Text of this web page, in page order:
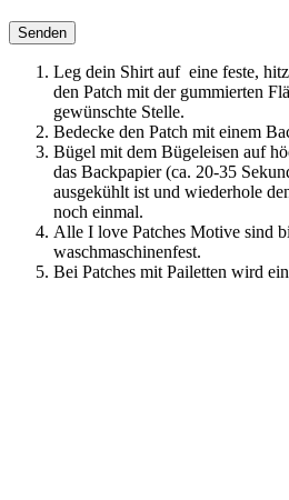
Leg dein Shirt auf eine feste,
den Patch mit der gummierten
gewünschte Stelle.
Bedecke den Patch mit einem
Bügel mit dem Bügeleisen auf
das Backpapier (ca. 20-35
ausgekühlt ist und wiederhole
noch einmal.
Alle I love Patches Motive sind
waschmaschinenfest.
Bei Patches mit Pailetten wird